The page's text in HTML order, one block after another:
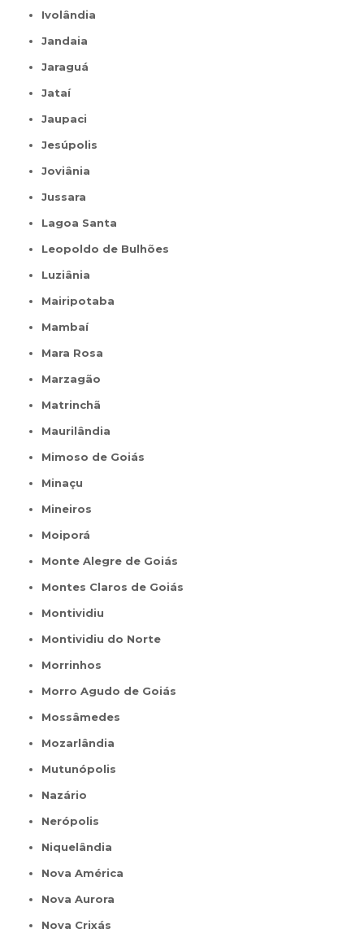
Ivolândia
Jandaia
Jaraguá
Jataí
Jaupaci
Jesúpolis
Joviânia
Jussara
Lagoa Santa
Leopoldo de Bulhões
Luziânia
Mairipotaba
Mambaí
Mara Rosa
Marzagão
Matrinchã
Maurilândia
Mimoso de Goiás
Minaçu
Mineiros
Moiporá
Monte Alegre de Goiás
Montes Claros de Goiás
Montividiu
Montividiu do Norte
Morrinhos
Morro Agudo de Goiás
Mossâmedes
Mozarlândia
Mutunópolis
Nazário
Nerópolis
Niquelândia
Nova América
Nova Aurora
Nova Crixás